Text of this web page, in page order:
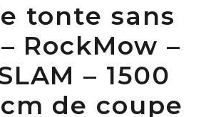
tonte sans
RockMow –
– 1500
de coupe